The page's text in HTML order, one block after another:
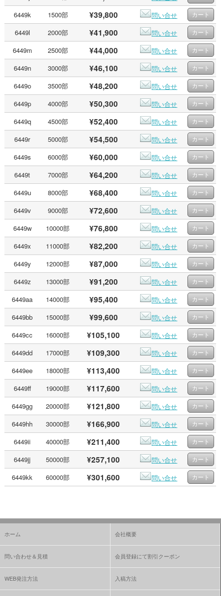
6449k
1500部 ¥39,800
問い合せ
6449l
2000部 ¥41,900
問い合せ
6449m
2500部 ¥44,000
問い合せ
6449n
3000部 ¥46,100
問い合せ
6449o
3500部 ¥48,200
問い合せ
6449p
4000部 ¥50,300
問い合せ
6449q
4500部 ¥52,400
問い合せ
6449r
5000部 ¥54,500
問い合せ
6449s
6000部 ¥60,000
問い合せ
6449t
7000部 ¥64,200
問い合せ
6449u
8000部 ¥68,400
問い合せ
6449v
9000部 ¥72,600
問い合せ
6449w
10000部 ¥76,800
問い合せ
6449x
11000部 ¥82,200
問い合せ
6449y
12000部 ¥87,000
問い合せ
6449z
13000部 ¥91,200
問い合せ
6449aa
14000部 ¥95,400
問い合せ
6449bb
15000部 ¥99,600
問い合せ
6449cc
16000部 ¥105,100
問い合せ
6449dd
17000部 ¥109,300
問い合せ
6449ee
18000部 ¥113,400
問い合せ
6449ff
19000部 ¥117,600
問い合せ
6449gg
20000部 ¥121,800
問い合せ
6449hh
30000部 ¥166,900
問い合せ
6449ii
40000部 ¥211,400
問い合せ
6449jj
50000部 ¥257,100
問い合せ
6449kk
60000部 ¥301,600 問い合せ
ホーム 会社概要
問い合わせ＆見積 会員登録にて割引クーポン
WEB発注方法 入稿方法